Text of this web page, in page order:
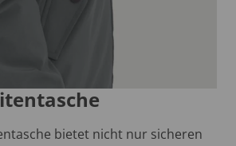
bietet nicht nur sicheren